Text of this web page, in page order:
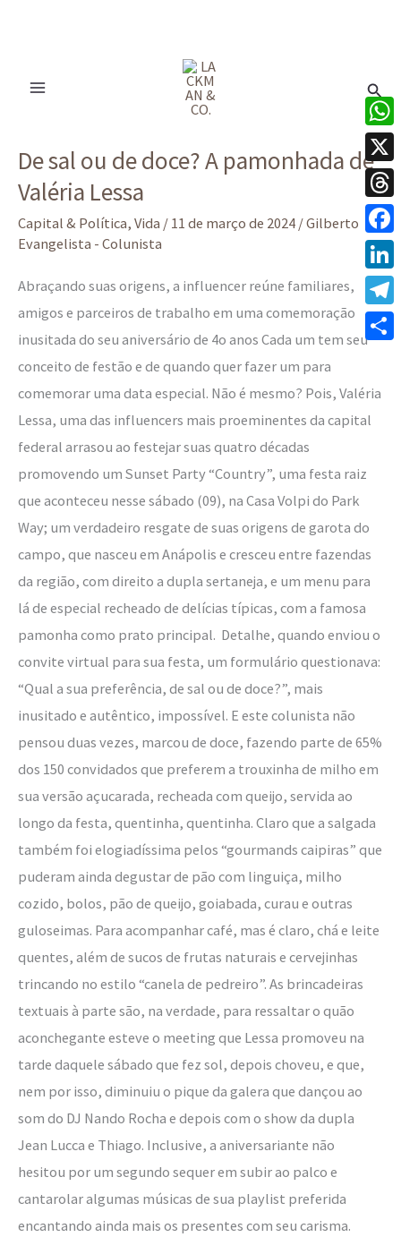
De sal ou de doce? A pamonhada de
Valéria Lessa
Capital & Política, Vida / 11 de março de 2024 /Gilberto
Evangelista - Colunista
Abraçando suas origens, a influencer reúne familiares,
amigos e parceiros de trabalho em uma comemoração
inusitada do seu aniversário de 4o anos Cada um tem seu
conceito de festão e de quando quer fazer um para
comemorar uma data especial. Não é mesmo? Pois, Valéria
Lessa, uma das influencers mais proeminentes da capital
federal arrasou ao festejar suas quatro décadas
promovendo um Sunset Party “Country”, uma festa raiz
que aconteceu nesse sábado (09), na Casa Volpi do Park
Way; um verdadeiro resgate de suas origens de garota do
campo, que nasceu em Anápolis e cresceu entre fazendas
da região, com direito a dupla sertaneja, e um menu para
lá de especial recheado de delícias típicas, com a famosa
pamonha como prato principal. Detalhe, quando enviou o
convite virtual para sua festa, um formulário questionava:
“Qual a sua preferência, de sal ou de doce?”, mais
inusitado e autêntico, impossível. E este colunista não
pensou duas vezes, marcou de doce, fazendo parte de 65%
dos 150 convidados que preferem a trouxinha de milho em
sua versão açucarada, recheada com queijo, servida ao
longo da festa, quentinha, quentinha. Claro que a salgada
também foi elogiadíssima pelos “gourmands caipiras” que
puderam ainda degustar de pão com linguiça, milho
cozido, bolos, pão de queijo, goiabada, curau e outras
guloseimas. Para acompanhar café, mas é claro, chá e leite
quentes, além de sucos de frutas naturais e cervejinhas
trincando no estilo “canela de pedreiro”. As brincadeiras
textuais à parte são, na verdade, para ressaltar o quão
aconchegante esteve o meeting que Lessa promoveu na
tarde daquele sábado que fez sol, depois choveu, e que,
nem por isso, diminuiu o pique da galera que dançou ao
som do DJ Nando Rocha e depois com o show da dupla
Jean Lucca e Thiago. Inclusive, a aniversariante não
hesitou por um segundo sequer em subir ao palco e
cantarolar algumas músicas de sua playlist preferida
encantando ainda mais os presentes com seu carisma.
sal
ou
de
doce?
pamonhada
de
Valéria
Lessa
X